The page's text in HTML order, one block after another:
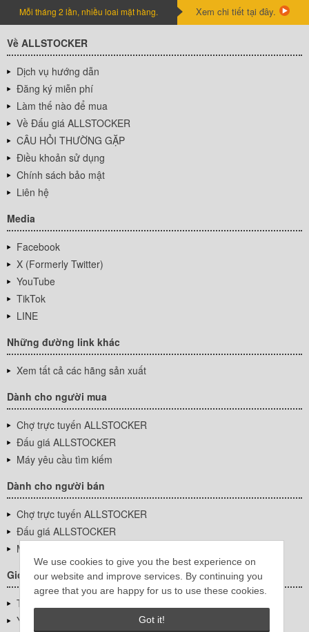
We use cookies to give you the best experience on
our website and improve services. By continuing you
agree that you are happy for us to use these cookies.
Got it!
Mỗi tháng 2 lần, nhiều loai mặt hàng. Xem chi tiết tại đây.
Về ALLSTOCKER
Dịch vụ hướng dẫn
Đăng ký miễn phí
Làm thế nào để mua
Về Đấu giá ALLSTOCKER
CÂU HỎI THƯỜNG GẶP
Điều khoản sử dụng
Chính sách bảo mật
Liên hệ
Media
Facebook
X (Formerly Twitter)
YouTube
TikTok
LINE
Những đường link khác
Xem tất cả các hãng sản xuất
Dành cho người mua
Chợ trực tuyến ALLSTOCKER
Đấu giá ALLSTOCKER
Máy yêu cầu tìm kiếm
Dành cho người bán
Chợ trực tuyến ALLSTOCKER
Đấu giá ALLSTOCKER
Máy yêu cầu tìm kiếm
Giới thiệu công ty
Thông tin về doanh nghiệp
YUTAKA Inc.